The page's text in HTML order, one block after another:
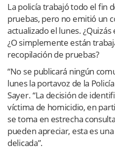
La policía trabajó todo el fin
pruebas, pero no emitió un
actualizado el lunes.
¿O simplemente están
recopilación de pruebas?
“No se publicará ningún
lunes la portavoz de la
Sayer. “La decisión de
víctima de homicidio, en
se toma en estrecha
pueden apreciar, esta es
delicada”.